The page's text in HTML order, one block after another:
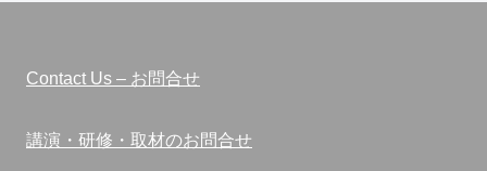
Contact Us – お問合せ
講演・研修・取材のお問合せ